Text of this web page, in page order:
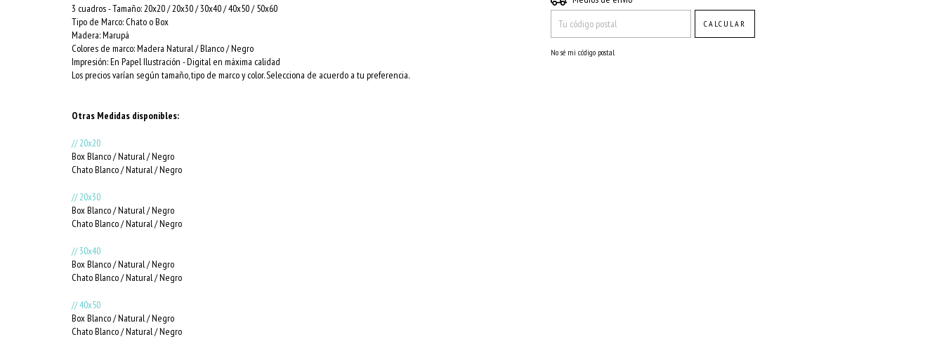
3 cuadros -Tamaño: 20x20 / 20x30 / 30x40 / 40x50 / 50x60
Tipo de Marco: Chato o Box
Madera: Marupá
Colores de marco: Madera Natural / Blanco / Negro
Impresión: En Papel Ilustración - Digital en máxima calidad
Los precios varían según tamaño, tipo de marco y color. Selecciona de acuerdo a tu preferencia.
Otras Medidas disponibles:
// 20x20
Box Blanco / Natural / Negro
Chato Blanco / Natural / Negro
// 20x30
Box Blanco / Natural / Negro
Chato Blanco / Natural / Negro
// 30x40
Box Blanco / Natural / Negro
Chato Blanco / Natural / Negro
// 40x50
Box Blanco / Natural / Negro
Chato Blanco / Natural / Negro
CALCULAR
No sé mi código postal